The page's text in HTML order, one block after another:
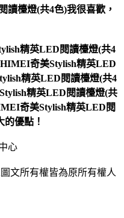
讀檯燈(共4色)我很喜歡，
精英LED閱讀檯燈(共4
奇美Stylish精英LED
精英LED閱讀檯燈(共4
精英LED閱讀檯燈(共
奇美Stylish精英LED閱
優點！
心
文所有權皆為原所有權人